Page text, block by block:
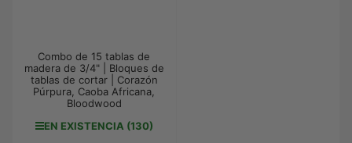
Combo de 15 tablas de
madera de 3/4" | Bloques de
tablas de cortar | Corazón
Púrpura, Caoba Africana,
Bloodwood
EN EXISTENCIA (130)